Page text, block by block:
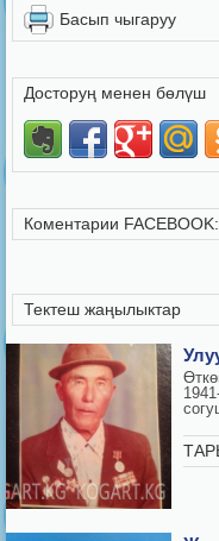
Басып чыгаруу
Досторуң менен бөлүш
Коментарии FACEBOOK:
Тектеш жаңылыктар